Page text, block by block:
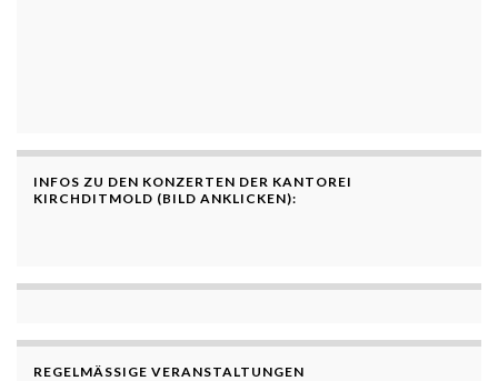
INFOS ZU DEN KONZERTEN DER KANTOREI
KIRCHDITMOLD (BILD ANKLICKEN):
REGELMÄSSIGE VERANSTALTUNGEN